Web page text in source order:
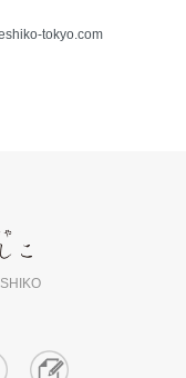
tokyo.com